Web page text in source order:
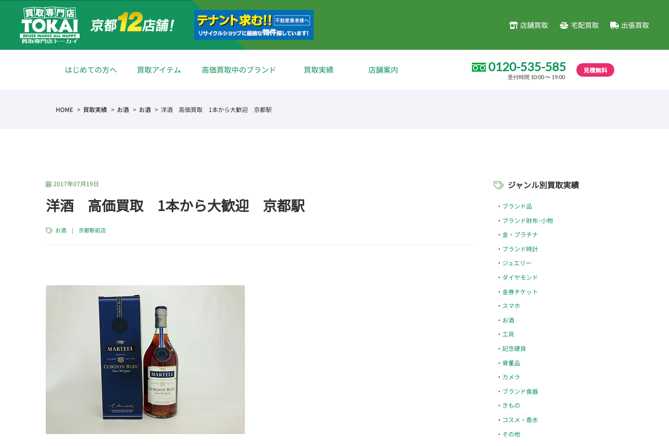
店舗買取 宅配買取 出張買取
はじめての方へ 買取アイテム 高価買取中のブランド 買取実績 店舗案内 0120-535-585
受付時間 10:00 〜 19:00
見積無料
HOME 買取実績 お酒 お酒 洋酒 高価買取 1本から大歓迎 京都駅
2017年07月19日
洋酒 高価買取 1本から大歓迎 京都駅
お酒 |京都駅前店
ジャンル別買取実績
ブランド品
ブランド財布･小物
金・プラチナ
ブランド時計
ジュエリー
ダイヤモンド
金券チケット
スマホ
お酒
工具
記念硬貨
骨董品
カメラ
ブランド食器
きもの
コスメ・香水
その他